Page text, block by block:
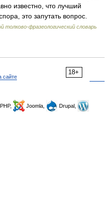
известно, что лучший
это запутать вопрос.
толково-фразеологический словарь
18+
сайте
Joomla,
Drupal,